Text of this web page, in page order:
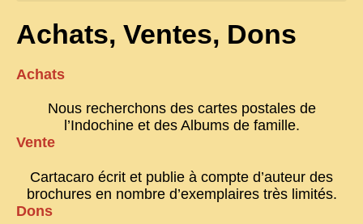
PHOTOGRAPHES, EDITEURS
ILLUSTRATEURS
TONKIN
FRONTIÈRE
ANNAM CENTRE
COCHINCHINE
Achats, Ventes, Dons
Achats
Nous recherchons des cartes postales de
l’Indochine et des Albums de famille.
Vente
Cartacaro écrit et publie à compte d’auteur des
brochures en nombre d’exemplaires très limités.
Dons